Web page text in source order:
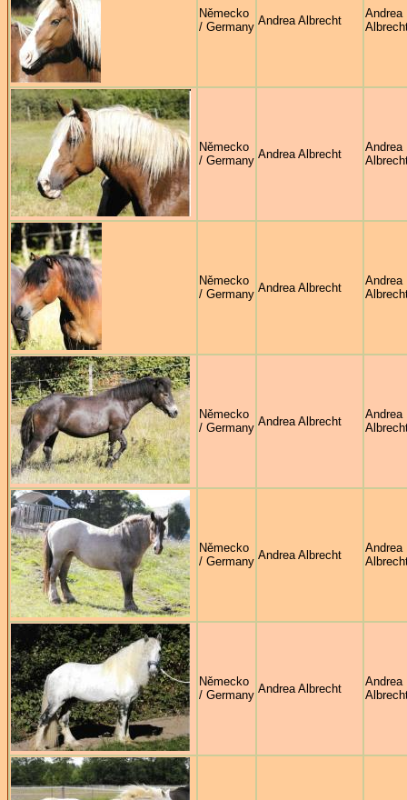
Německo
/ Germany Andrea Albrecht
Andrea
Německo
/ Germany Andrea Albrecht
Andrea
Německo
/ Germany Andrea Albrecht
Andrea
Německo
/ Germany Andrea Albrecht
Andrea
Německo
/ Germany Andrea Albrecht
Andrea
Německo
/ Germany Andrea Albrecht
Andrea